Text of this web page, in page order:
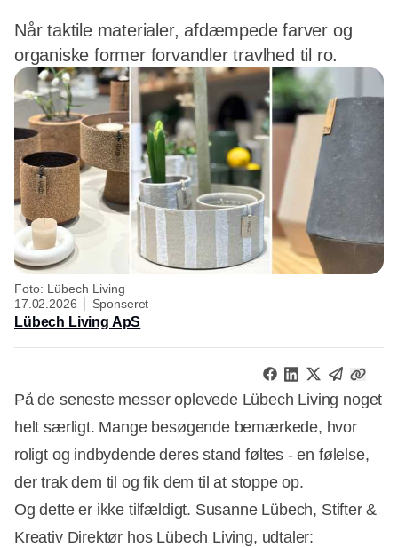
Når taktile materialer, afdæmpede farver og
organiske former forvandler travlhed til ro.
Foto: Lübech Living
17.02.2026
Sponseret
Lübech Living ApS
På de seneste messer oplevede Lübech Living noget
helt særligt. Mange besøgende bemærkede, hvor
roligt og indbydende deres stand føltes - en følelse,
der trak dem til og fik dem til at stoppe op.
Og dette er ikke tilfældigt. Susanne Lübech, Stifter &
Kreativ Direktør hos Lübech Living, udtaler: